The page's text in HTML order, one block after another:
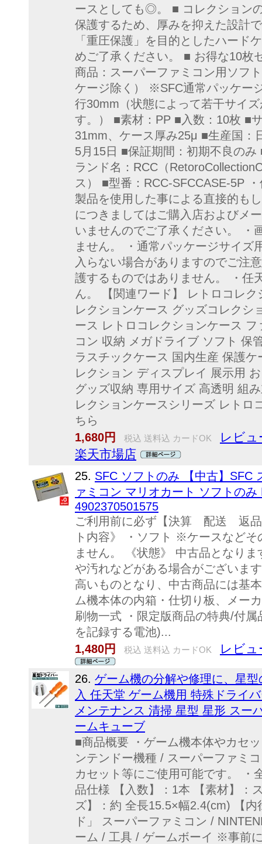
ースとしても◎。 ■ コレクション
保護するため、厚みを抑えた設計
「重圧保護」を目的としたハード
めご了承ください。 ■ お得な10枚
商品：スーパーファミコン用ソフ
ケージ除く） ※SFC通常パッケー
行30mm（状態によって若干サイ
す。） ■素材：PP ■入数：10枚 ■
31mm、ケース厚み25μ ■生産国：
5月15日 ■保証期間：初期不良の
ランド名：RCC（
ス） ■型番：RCC-SFCCASE-5P
製品を使用した事による直接的も
につきましてはご購入店およびメ
いませんのでご了承ください。 ・
ません。 ・通常パッケージサイズ
入らない場合がありますのでご注
護するものではありません。 ・任
ん。 【関連ワード】 レトロコレ
レクションケース グッズコレクシ
ース レトロコレクションケース
コン 収納 メガドライブ ソフト 保
ラスチックケース 国内生産 保護
レクション ディスプレイ 展示用
グッズ収納 専用サイズ 高透明 組
レクションケースシリーズ レトロ
ちら
1,680円
税込 送料込 カードOK
レビュ
楽天市場店
25. SFC ソフトのみ 【中古】SFC
ァミコン マリオカート ソフトの
4902370501575
ご利用前に必ず【決算 配送 返品
ト内容》 ・ソフト ※ケースなど
ません。 《状態》 中古品となり
や汚れなどがある場合がございま
高いものとなり、中古商品には基
ム機本体の内箱・仕切り板、メー
刷物一式 ・限定版商品の特典/付
を記録する電池)...
1,480円
税込 送料込 カードOK レビュ
26. ゲーム機の分解や修理に、星
入 任天堂 ゲーム機用 特殊ドライ
メンテナンス 清掃 星型 星形 スー
ームキューブ
■商品概要 ・ゲーム機本体やカセ
ンテンドー機種 / スーパーファミ
カセット等にご使用可能です。 ・
品仕様 【入数】：1本 【素材】：
ズ】：約 全長15.5×幅2.4(cm) 【
ド」 スーパーファミコン /
ーム / 工具 / ゲームボーイ ※事前